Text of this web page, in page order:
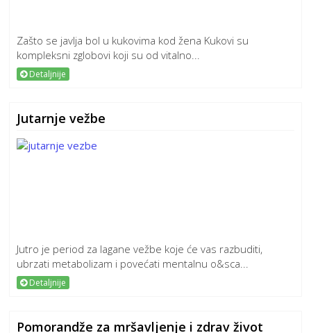
Zašto se javlja bol u kukovima kod žena Kukovi su
kompleksni zglobovi koji su od vitalno...
Detaljnije
Jutarnje vežbe
Jutro je period za lagane vežbe koje će vas razbuditi,
ubrzati metabolizam i povećati mentalnu o&sca...
Detaljnije
Pomorandže za mršavljenje i zdrav život